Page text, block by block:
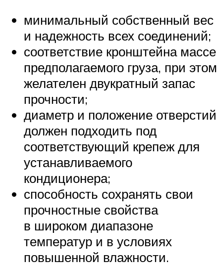
минимальный собственный вес
и надежность всех соединений;
соответствие кронштейна массе
предполагаемого груза, при этом
желателен двукратный запас
прочности;
диаметр и положение отверстий
должен подходить под
соответствующий крепеж для
устанавливаемого
кондиционера;
способность сохранять свои
прочностные свойства
в широком диапазоне
температур и в условиях
повышенной влажности.